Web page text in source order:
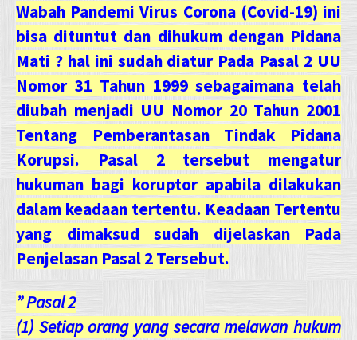
Wabah Pandemi Virus Corona (Covid-19) ini
bisa dituntut dan dihukum dengan Pidana
Mati ? hal ini sudah diatur Pada Pasal 2 UU
Nomor 31 Tahun 1999 sebagaimana telah
diubah menjadi UU Nomor 20 Tahun 2001
Tentang Pemberantasan Tindak Pidana
Korupsi. Pasal 2 tersebut mengatur
hukuman bagi koruptor apabila dilakukan
dalam keadaan tertentu. Keadaan Tertentu
yang dimaksud sudah dijelaskan Pada
Penjelasan Pasal 2 Tersebut.
” Pasal 2
(1) Setiap orang yang secara melawan hukum